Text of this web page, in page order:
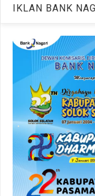
IKLAN BANK